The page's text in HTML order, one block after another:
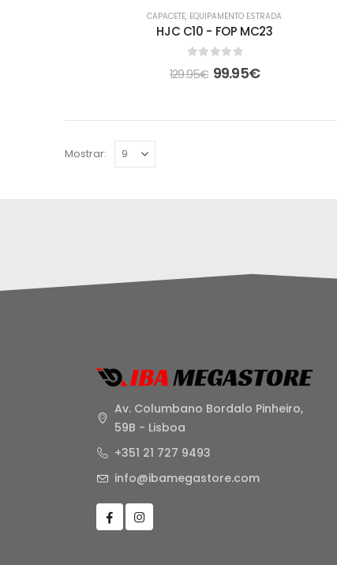
CAPACETE, EQUIPAMENTO ESTRADA
HJC C10 - FOP MC23
out of 5
129.95€ 99.95€
Mostrar:
Av. Columbano Bordalo Pinheiro,
59B - Lisboa
+351 21 727 9493
info@ibamegastore.com